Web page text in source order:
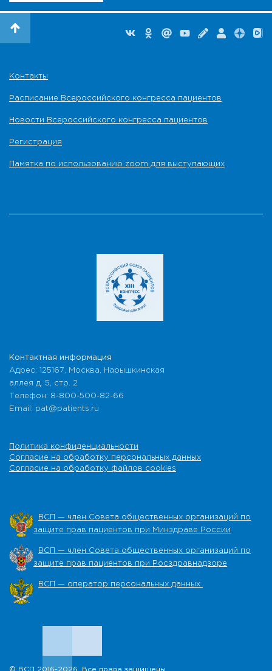
Контакты
Расписание Всероссийского конгресса пациентов
Новости Всероссийского конгресса пациентов
Регистрация
Памятка по использованию zoom для выступающих
Контактная информация
Адрес: 125167, Москва, Нарышкинская
аллея д. 5, стр. 2
Телефон: 8-800-500-82-66
Email: pat@patients.ru
Политика конфиденциальности
Согласие на обработку персональных данных
Согласие на обработку файлов cookies
ВСП — член Совета общественных организаций по
защите прав пациентов при Минздраве России
ВСП — член Совета общественных организаций по
защите прав пациентов при Росздравнадзоре
ВСП — оператор персональных данных
© ВСП 2016-2026. Все права защищены